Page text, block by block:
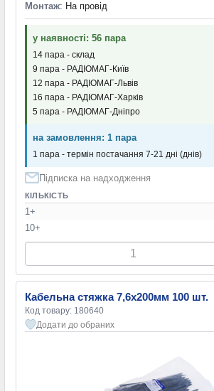
Монтаж: На провід
у наявності: 56 пара
14 пара - склад
9 пара - РАДІОМАГ-Київ
12 пара - РАДІОМАГ-Львів
16 пара - РАДІОМАГ-Харків
5 пара - РАДІОМАГ-Дніпро
на замовлення: 1 пара
1 пара - термін постачання 7-21 дні (днів)
Підписка на надходження
КІЛЬКІСТЬ
1+
10+
Кабельна стяжка 7,6x200мм 100 шт.
Код товару: 180640
Додати до обраних